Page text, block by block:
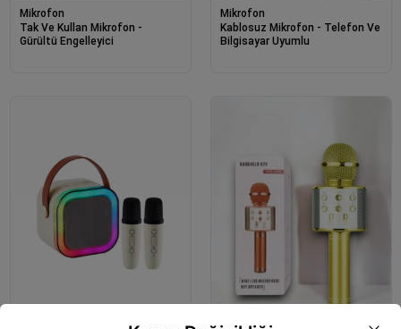
Mikrofon
Tak Ve Kullan Mikrofon -
Gürültü Engelleyici
Mikrofon
Kablosuz Mikrofon - Telefon Ve
Bilgisayar Uyumlu